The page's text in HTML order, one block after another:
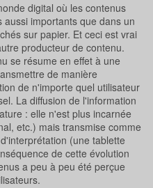
digital où les contenus
importants que dans un
sur papier. Et ceci est vrai
producteur de contenu.
se résume en effet à une
de manière
de n'importe quel utilisateur
La diffusion de l'information
: elle n'est plus incarnée
etc.) mais transmise comme
(une tablette
de cette évolution
a peu à peu été perçue